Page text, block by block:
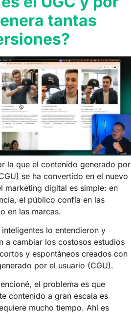
tantas
la que el contenido generado por
se ha convertido en el nuevo
marketing digital es simple: en
el público confía en las
en las marcas.
inteligentes lo entendieron y
a cambiar los costosos estudios
y espontáneos creados con
por el usuario (CGU).
el problema es que
contenido a gran escala es
mucho tiempo. Ahí es